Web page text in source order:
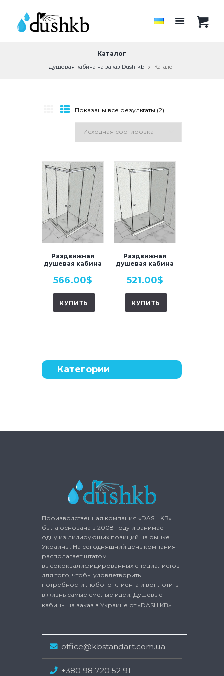
Каталог
Душевая кабина на заказ Dush-kb Каталог
Показаны все результаты (2)
Раздвижная
душевая кабина
Модель R3.
566.00$
КУПИТЬ
Раздвижная
душевая кабина
Модель R2.
521.00$
КУПИТЬ
Категории
Производственная компания «DASH KB»
была основана в 2008 году и занимает
одну из лидирующих позиций на рынке
Украины. На сегодняшний день компания
располагает штатом
высококвалифицированных специалистов
для того, чтобы удовлетворить
потребности любого клиента и воплотить
в жизнь самые смелые идеи. Душевые
кабины на заказ в Украине от «DASH KB»
office@kbstandart.com.ua
+380 98 720 52 91